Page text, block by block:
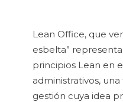
Lean Office, que
esbelta”
principios Lean en
administrativos,
gestión cuya idea